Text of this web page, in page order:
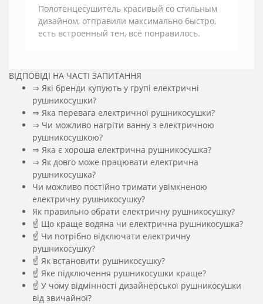
Полотенцесушитель красивый со стильным
дизайном, отправили максимально быстро,
есть встроенный тен, всё понравилось.
ВІДПОВІДІ НА ЧАСТІ ЗАПИТАННЯ
⇒ Які бренди купують у групі електричні
рушникосушки?
⇒ Яка перевага електричної рушникосушки?
⇒ Чи можливо нагріти ванну з електричною
рушникосушкою?
⇒ Яка є хороша електрична рушникосушка?
⇒ Як довго може працювати електрична
рушникосушка?
Чи можливо постійно тримати увімкненою
електричну рушникосушку?
Як правильно обрати електричну рушникосушку?
☝ Що краще водяна чи електрична рушникосушка?
☝ Чи потрібно відключати електричну
рушникосушку?
☝ Як встановити рушникосушку?
☝ Яке підключення рушникосушки краще?
☝ У чому відмінності дизайнерської рушникосушки
від звичайної?